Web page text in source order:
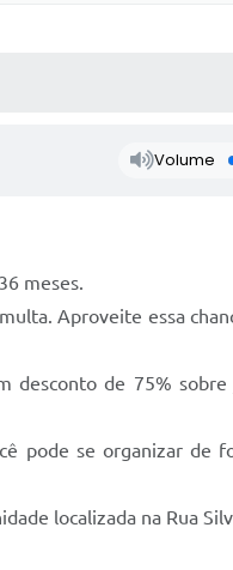
Volume
meses.
Aproveite essa
desconto de 75%
pode se organizar de
localizada na Rua